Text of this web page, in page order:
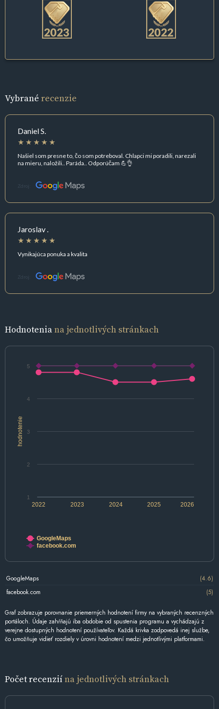
Vybrané recenzie
Daniel S.
Našiel som presne to, čo som potreboval. Chlapci mi poradili, narezali
na mieru, naložili.. Paráda.. Odporúčam 💪👌
Zdroj:
Jaroslav .
Vynikajúca ponuka a kvalita
Zdroj:
Hodnoteniana jednotlivých stránkach
hodnotenie
2022 2024 2026
2023 2025
1
2
3
4
5
GoogleMaps
facebook.com
GoogleMaps
(4.6)
facebook.com
(5)
Graf zobrazuje porovnanie priemerných hodnotení firmy na vybraných recenzných
portáloch. Údaje zahŕňajú iba obdobie od spustenia programu a vychádzajú z
verejne dostupných hodnotení používateľov. Každá krivka zodpovedá inej službe,
čo umožňuje vidieť rozdiely v úrovni hodnotení medzi jednotlivými platformami.
Počet recenziína jednotlivých stránkach